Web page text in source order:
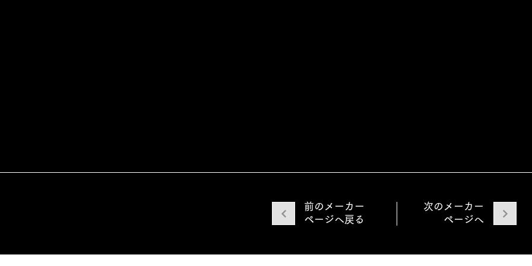
前のメーカー
ページへ戻る
次のメーカー
ページへ